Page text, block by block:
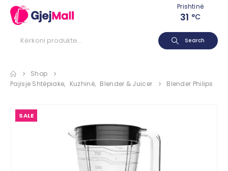
Prishtinë
31 °C
Search
Shop
Pajisje Shtëpiake, Kuzhinë, Blender & Juicer Blender Philips
SALE